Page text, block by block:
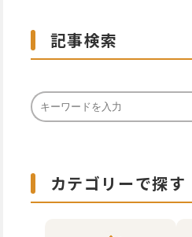
記事検索
カテゴリーで探す